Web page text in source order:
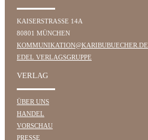
KAISERSTRASSE 14A
80801 MÜNCHEN
KOMMUNIKATION@KARIBUBUECHER.DE
EDEL VERLAGSGRUPPE
VERLAG
ÜBER UNS
HANDEL
VORSCHAU
PRESSE